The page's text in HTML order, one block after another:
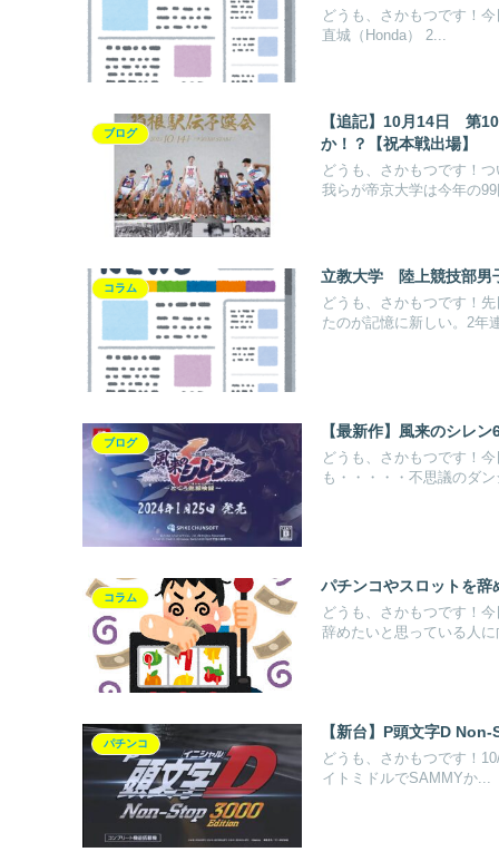
どうも、さかもつです！
直城（Honda） 2...
ブログ
【追記】10月14日 第
か！？【祝本戦出場】
どうも、さかもつです！
我らが帝京大学は今年の
コラム
立教大学 陸上競技部
どうも、さかもつです！
たのが記憶に新しい。2年
ブログ
【最新作】風来のシレ
どうも、さかもつです！
も・・・・・不思議のダ
コラム
パチンコやスロットを
どうも、さかもつです！
辞めたいと思っている人
パチンコ
【新台】P頭文字D
どうも、さかもつです！
イトミドルでSAMMYか...